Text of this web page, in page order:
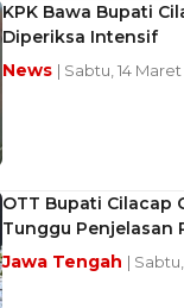
KPK Bawa Bupati
Diperiksa Intensif
News | Sabtu, 14
OTT Bupati Cilacap
Tunggu Penjelasan
Jawa Tengah |